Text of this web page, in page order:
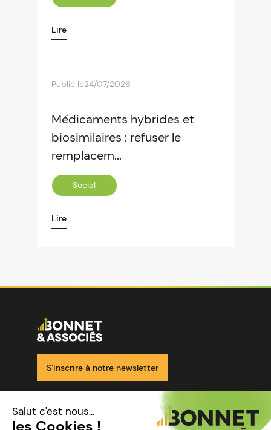
Lire
Publié le24/07/2026
Médicaments hybrides et
biosimilaires : refuser le
remplacem...
Social
Lire
Image
S’inscrire à notre newsletter
Nos solutions